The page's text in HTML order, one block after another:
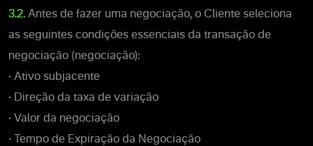
3.2. Antes de fazer uma negociação, o Cliente seleciona
as seguintes condições essenciais da transação de
negociação (negociação):
• Ativo subjacente
• Direção da taxa de variação
• Valor da negociação
• Tempo de Expiração da Negociação